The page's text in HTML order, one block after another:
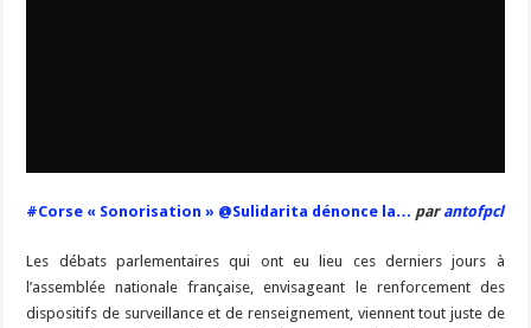
#Corse « Sonorisation » @Sulidarita dénonce la… par antofpcl
Les débats parlementaires qui ont eu lieu ces derniers jours à
l’assemblée nationale française, envisageant le renforcement des
dispositifs de surveillance et de renseignement, viennent tout juste de